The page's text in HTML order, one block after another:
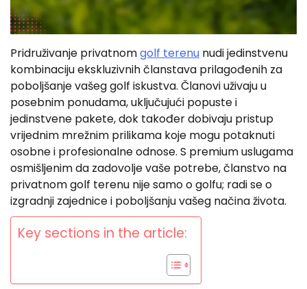
Pridruživanje privatnomgolf terenu nudi jedinstvenu
kombinaciju ekskluzivnih članstava prilagođenih za
poboljšanje vašeg golf iskustva. Članovi uživaju u
posebnim ponudama, uključujući popuste i
jedinstvene pakete, dok također dobivaju pristup
vrijednim mrežnim prilikama koje mogu potaknuti
osobne i profesionalne odnose. S premium uslugama
osmišljenim da zadovolje vaše potrebe, članstvo na
privatnom golf terenu nije samo o golfu; radi se o
izgradnji zajednice i poboljšanju vašeg načina života.
Key sections in the article: